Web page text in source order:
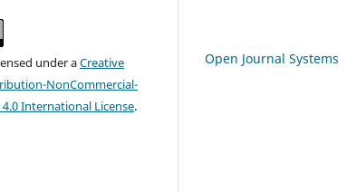
under aCreative
NonCommercial-
International License.
Open Journal Systems